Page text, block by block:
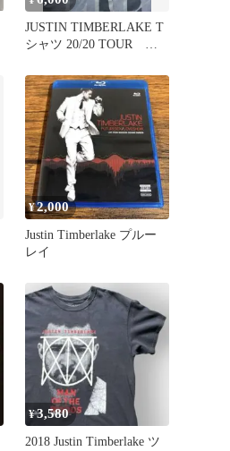
JUSTIN TIMBERLAKE T
シャツ 20/20 TOUR Ｌ
¥2,000
Justin Timberlake プルー
レイ
¥3,580
2018 Justin Timberlake ツ